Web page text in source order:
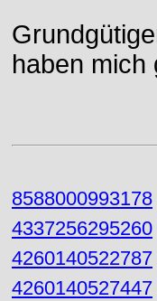
haben mich
8588000993178
4337256295260
4260140522787
4260140527447